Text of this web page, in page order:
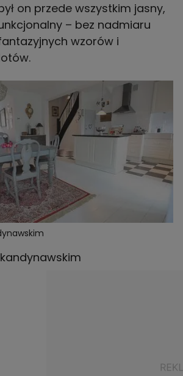
on przede wszystkim jasny,
– bez nadmiaru
wzorów i